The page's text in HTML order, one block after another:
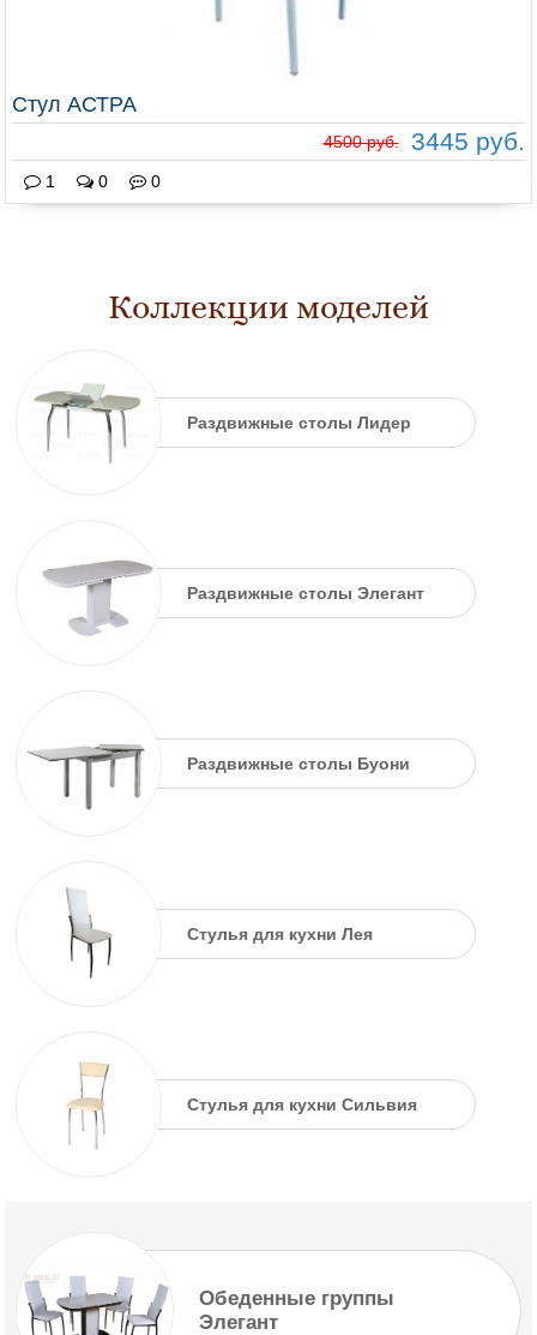
Стул АСТРА
4500 руб. 3445 руб.
1 0 0
Коллекции моделей
Раздвижные столы Лидер
Раздвижные столы Элегант
Раздвижные столы Буони
Стулья для кухни Лея
Стулья для кухни Сильвия
Обеденные группы
Элегант